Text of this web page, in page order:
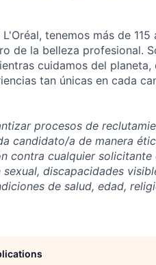
tenemos más de 115
de la belleza profesional.
cuidamos del planeta,
tan únicas en cada
procesos de
candidato/a de manera
contra cualquier
discapacidades
de salud, edad,